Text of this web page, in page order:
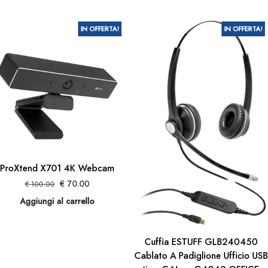
IN OFFERTA!
ProXtend X701 4K Webcam
€100.00 Il
prezzo
originale
€ 70.00Il
prezzo
attuale
Aggiungi al carrello
IN OFFERTA!
Cuffia ESTUFF GLB240450
Cablato A Padiglione Ufficio USB